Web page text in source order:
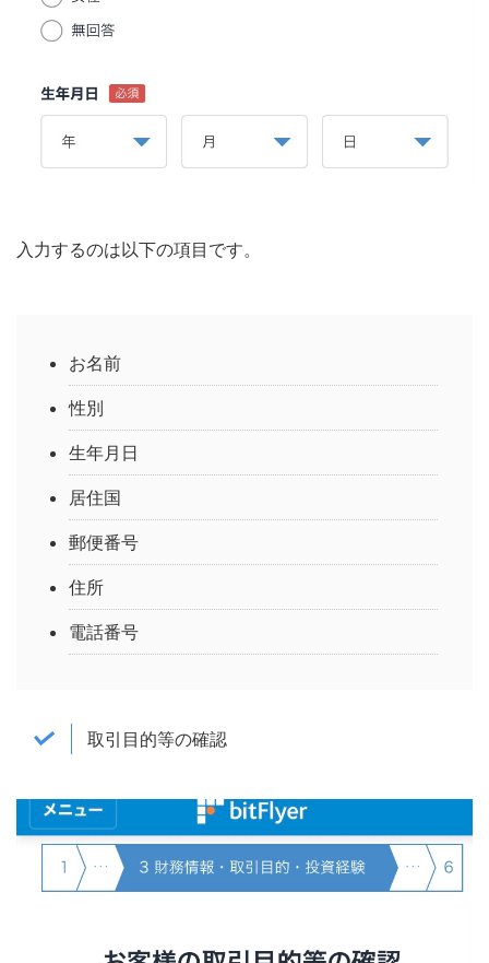
入力するのは以下の項目です。
お名前
性別
生年月日
居住国
郵便番号
住所
電話番号
取引目的等の確認